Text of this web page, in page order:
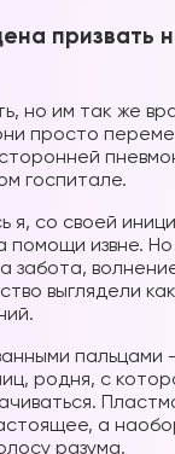
призвать
но им так же
просто
госпитале.
я, со своей
помощи извне.
забота,
выглядели
пальцами
родня, с
а
разума.